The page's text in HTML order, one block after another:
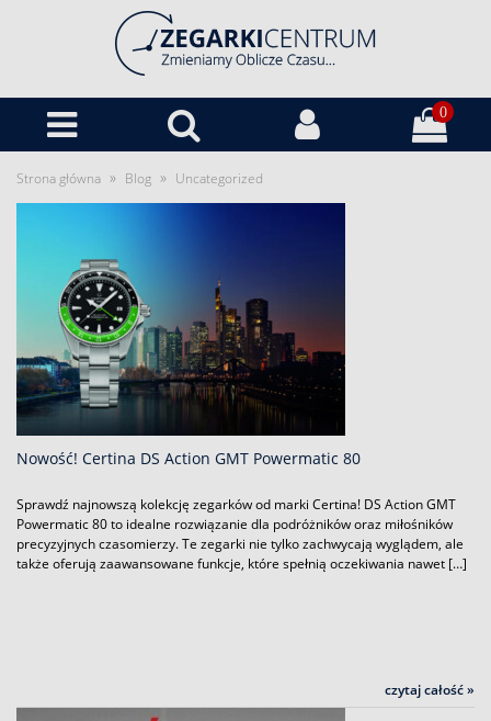
0
Strona główna » Blog » Uncategorized
Nowość! Certina DS Action GMT Powermatic 80
Sprawdź najnowszą kolekcję zegarków od marki Certina! DS Action GMT
Powermatic 80 to idealne rozwiązanie dla podróżników oraz miłośników
precyzyjnych czasomierzy. Te zegarki nie tylko zachwycają wyglądem, ale
także oferują zaawansowane funkcje, które spełnią oczekiwania nawet […]
czytaj całość »